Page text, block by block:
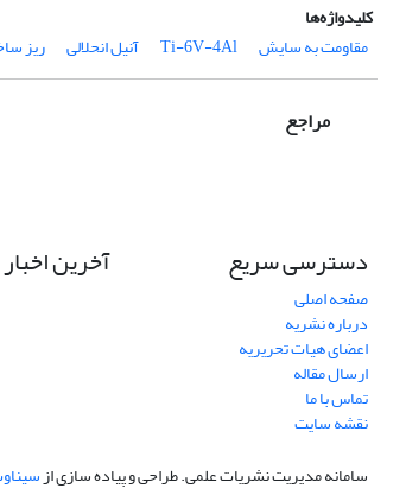
کلیدواژه‌ها
مقاومت به سایش
Ti-6V-4Al آنیل انحلالی ریز
مراجع
دسترسی سریع
صفحه اصلی
درباره نشریه
اعضای هیات تحریریه
ارسال مقاله
تماس با ما
نقشه سایت
آخرین اخبار
سامانه مدیریت نشریات علمی.طراحی و پیاده سازی از